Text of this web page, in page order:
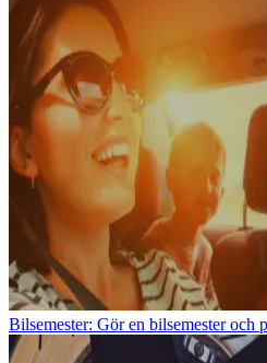
Bilsemester: Gör en bilsemester och